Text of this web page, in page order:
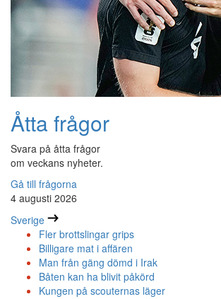
Åtta frågor
Svara på åtta frågor
om veckans nyheter.
Gå till frågorna
4 augusti 2026
Sverige
Fler brottslingar grips
Billigare mat i affären
Man från gäng dömd i Irak
Båten kan ha blivit påkörd
Kungen på scouternas läger